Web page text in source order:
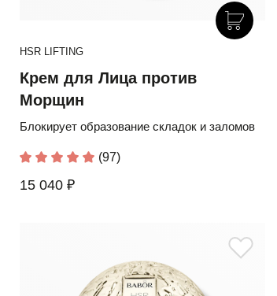
HSR LIFTING
Крем для Лица против
Морщин
Блокирует образование складок и заломов
(97)
15 040 ₽